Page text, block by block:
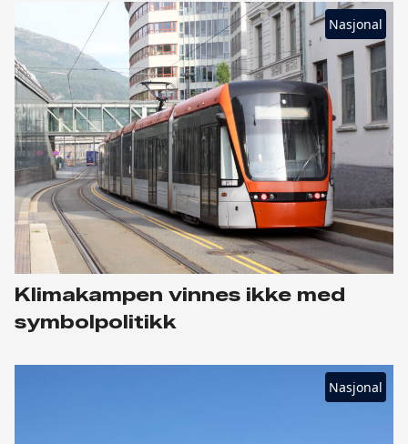
Nasjonal
Klimakampen vinnes ikke med
symbolpolitikk
Nasjonal